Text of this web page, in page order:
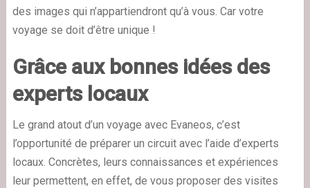
des images qui n’appartiendront qu’à vous. Car votre
voyage se doit d’être unique !
Grâce aux bonnes idées des
experts locaux
Le grand atout d’un voyage avec Evaneos, c’est
l’opportunité de préparer un circuit avec l’aide d’experts
locaux. Concrètes, leurs connaissances et expériences
leur permettent, en effet, de vous proposer des visites